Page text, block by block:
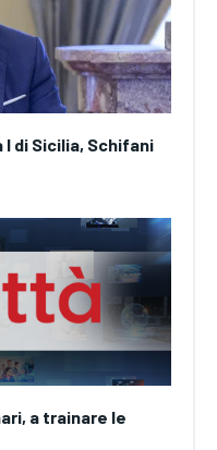
di Sicilia, Schifani
a trainare le